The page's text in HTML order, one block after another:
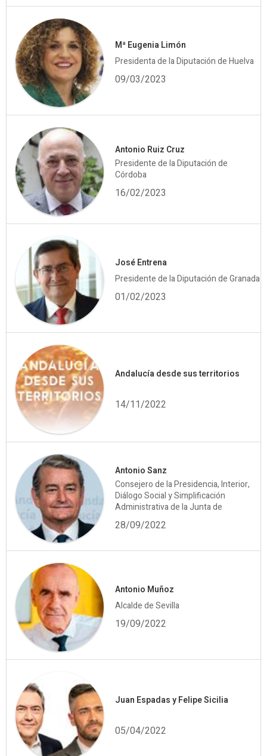
Mª Eugenia Limón
Presidenta de la Diputación de Huelva
09/03/2023
Antonio Ruiz Cruz
Presidente de la Diputación de
Córdoba
16/02/2023
José Entrena
Presidente de la Diputación de Granada
01/02/2023
Andalucía desde sus territorios
14/11/2022
Antonio Sanz
Consejero de la Presidencia, Interior,
Diálogo Social y Simplificación
Administrativa de la Junta de
28/09/2022
Antonio Muñoz
Alcalde de Sevilla
19/09/2022
Juan Espadas y Felipe Sicilia
05/04/2022